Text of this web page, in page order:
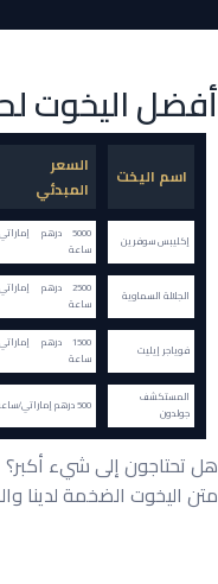
أفضل اليخوت
اسم اليخت
السعر
المبدئي
إكليبس سوفرين
5000 درهم
ساعة
الجلالة السماوية
2500 درهم
ساعة
فوياجر إيليت
1500 درهم
ساعة
المستكشف
جولدون
500 درهم إماراتي/ساعة
هل تحتاجون إلى شيء
متن اليخوت الضخمة لدينا والتي